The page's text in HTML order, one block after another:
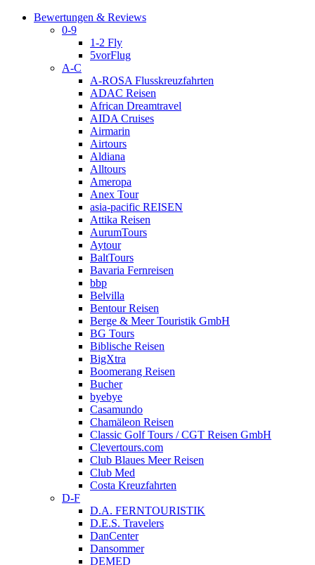
Bewertungen & Reviews
0-9
1-2 Fly
5vorFlug
A-C
A-ROSA Flusskreuzfahrten
ADAC Reisen
African Dreamtravel
AIDA Cruises
Airmarin
Airtours
Aldiana
Alltours
Ameropa
Anex Tour
asia-pacific REISEN
Attika Reisen
AurumTours
Aytour
BaltTours
Bavaria Fernreisen
bbp
Belvilla
Bentour Reisen
Berge & Meer Touristik GmbH
BG Tours
Biblische Reisen
BigXtra
Boomerang Reisen
Bucher
byebye
Casamundo
Chamäleon Reisen
Classic Golf Tours / CGT Reisen GmbH
Clevertours.com
Club Blaues Meer Reisen
Club Med
Costa Kreuzfahrten
D-F
D.A. FERNTOURISTIK
D.E.S. Travelers
DanCenter
Dansommer
DEMED